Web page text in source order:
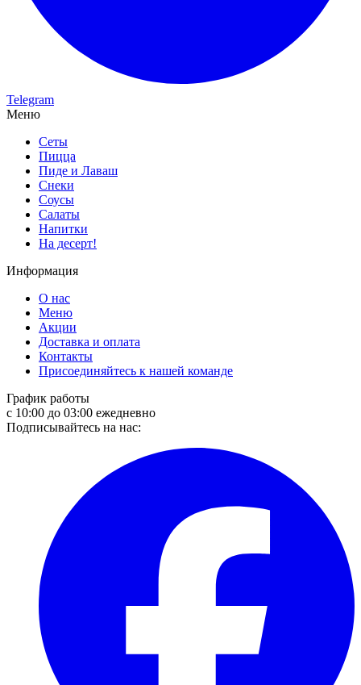
Telegram
Меню
Сеты
Пицца
Пиде и Лаваш
Снеки
Соусы
Салаты
Напитки
На десерт!
Информация
О нас
Меню
Акции
Доставка и оплата
Контакты
Присоединяйтесь к нашей команде
График работы
с 10:00 до 03:00 ежедневно
Подписывайтесь на нас: